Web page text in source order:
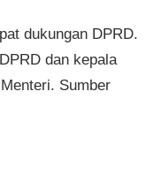
dukungan DPRD.
dan kepala
Sumber